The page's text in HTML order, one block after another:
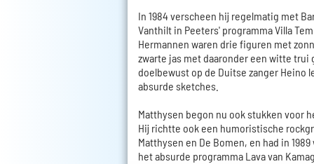
In 1984 verscheen hij regelmatig met
Vanthilt in Peeters' programma Villa
Hermannen waren drie figuren met
zwarte jas met daaronder een witte trui
doelbewust op de Duitse zanger Heino
absurde sketches.
Matthysen begon nu ook stukken voor
Hij richtte ook een humoristische
Matthysen en De Bomen, en had in
het absurde programma Lava van